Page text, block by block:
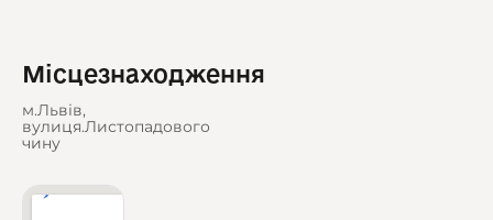
Місцезнаходження
м.Львів,
вулиця.Листопадового
чину